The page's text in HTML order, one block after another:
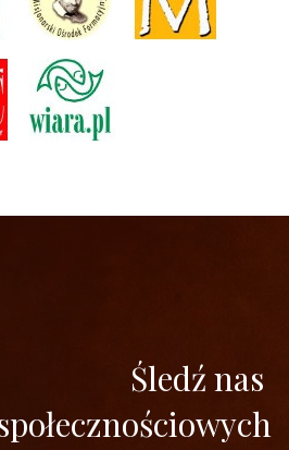
Śledź nas